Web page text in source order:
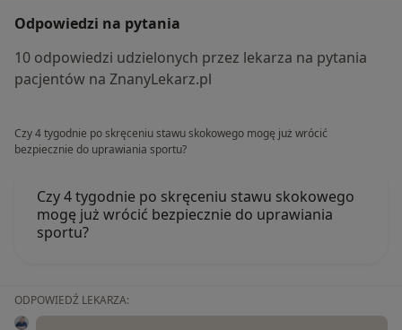
Odpowiedzi na pytania
10 odpowiedzi udzielonych przez lekarza na pytania
pacjentów na ZnanyLekarz.pl
Czy 4 tygodnie po skręceniu stawu skokowego mogę już wrócić
bezpiecznie do uprawiania sportu?
Czy 4 tygodnie po skręceniu stawu skokowego
mogę już wrócić bezpiecznie do uprawiania
sportu?
ODPOWIEDŹ LEKARZA: